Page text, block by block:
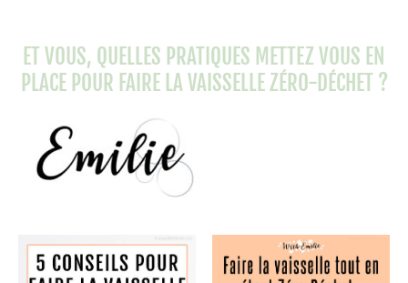
ET VOUS, QUELLES PRATIQUES METTEZ VOUS EN
PLACE POUR FAIRE LA VAISSELLE ZÉRO-DÉCHET ?